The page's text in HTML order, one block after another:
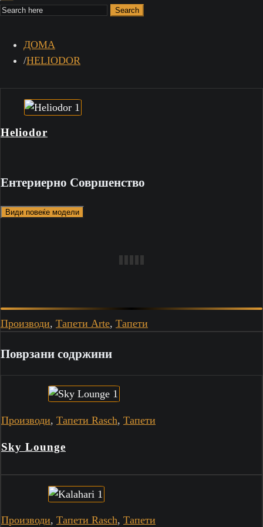
Search
ДОМА
HELIODOR
Heliodor
Ентериерно Совршенство
Производи, Тапети Arte, Тапети
Поврзани содржини
Производи, Тапети Rasch, Тапети
Sky Lounge
Производи, Тапети Rasch, Тапети